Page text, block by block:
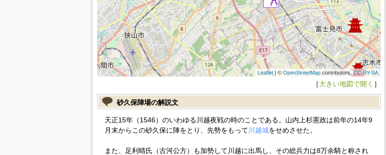
Leaflet| © OpenStreetMapcontributors,CC-BY-SA
［大きい地図で開く ］
砂久保陣場の解説文
天正15年（1546）のいわゆる川越夜戦の時のことである。山内上杉憲政は前年の14年9
月末からこの砂久保に陣をとり、先勢をもって 川越城をせめさせた。
また、足利晴氏（古河公方）も加勢して川越に出馬し、その総兵力は8万余騎と称され